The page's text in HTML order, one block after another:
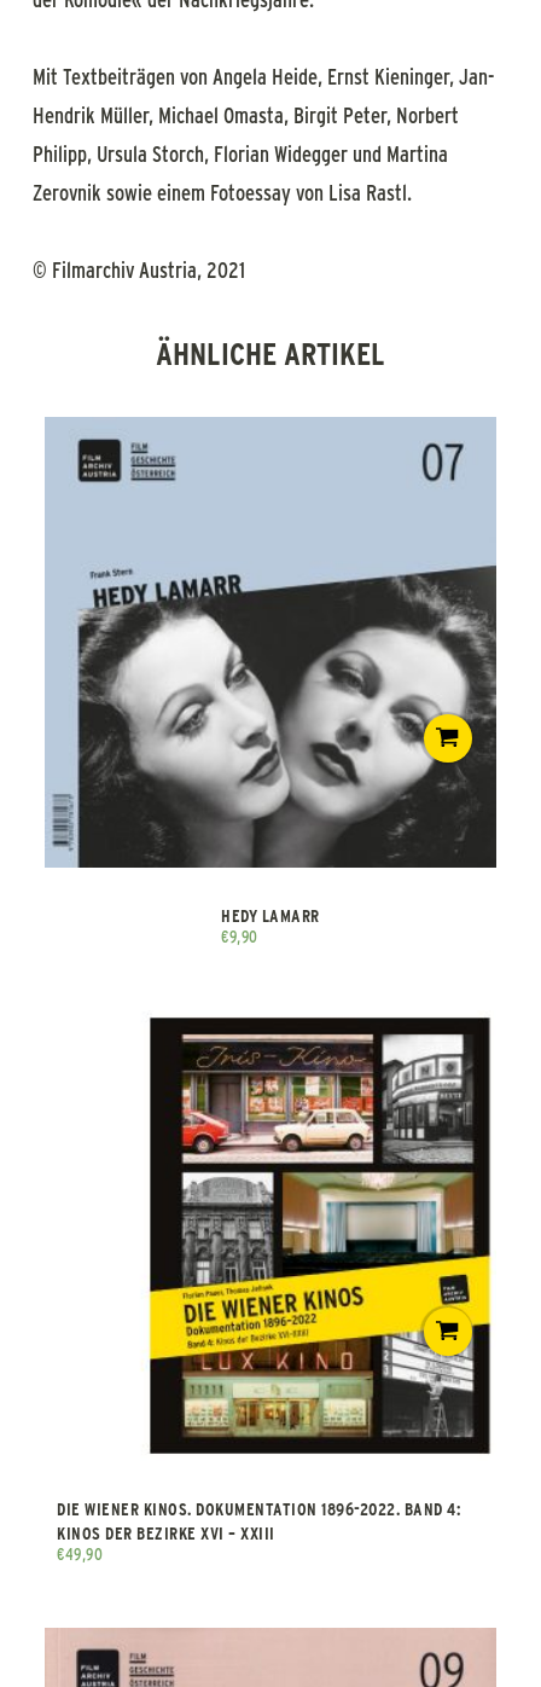
Mit Textbeiträgen von Angela Heide, Ernst Kieninger, Jan-
Hendrik Müller, Michael Omasta, Birgit Peter, Norbert
Philipp, Ursula Storch, Florian Widegger und Martina
Zerovnik sowie einem Fotoessay von Lisa Rastl.
© Filmarchiv Austria, 2021
ÄHNLICHE ARTIKEL
HEDY LAMARR
€9,90
DIE WIENER KINOS. DOKUMENTATION 1896-2022. BAND 4:
KINOS DER BEZIRKE XVI – XXIII
€49,90